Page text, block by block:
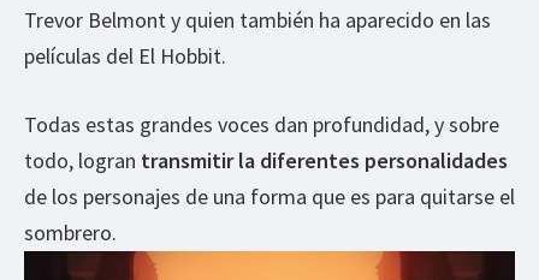
Trevor Belmont y quien también ha aparecido en las
películas del El Hobbit.
Todas estas grandes voces dan profundidad, y sobre
todo, logran transmitir la diferentes personalidades
de los personajes de una forma que es para quitarse el
sombrero.